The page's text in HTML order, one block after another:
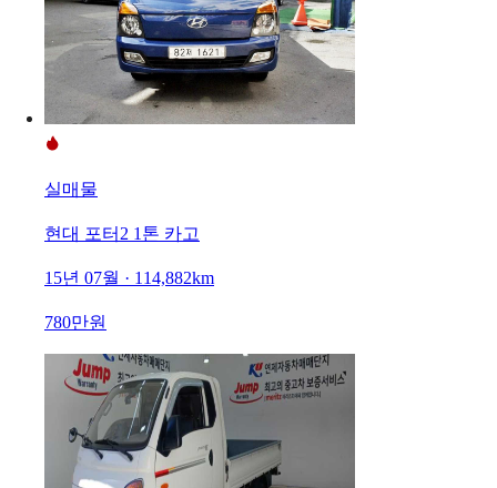
실매물
현대 포터2 1톤 카고
15년 07월 · 114,882km
780만원